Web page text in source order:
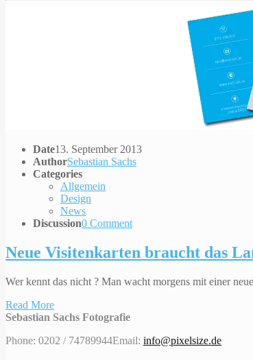
Date13. September 2013
AuthorSebastian Sachs
Categories
Allgemein
Design
News
Discussion0 Comment
Neue Visitenkarten braucht das
Wer kennt das nicht ? Man wacht morgens mit einer
Read More
Sebastian Sachs Fotografie
Phone: 0202 / 74789944Email: info@pixelsize.de